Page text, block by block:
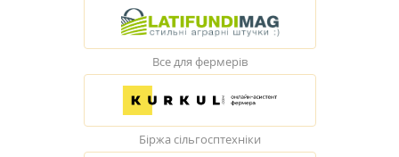
Все для фермерів
Біржа сільгосптехніки